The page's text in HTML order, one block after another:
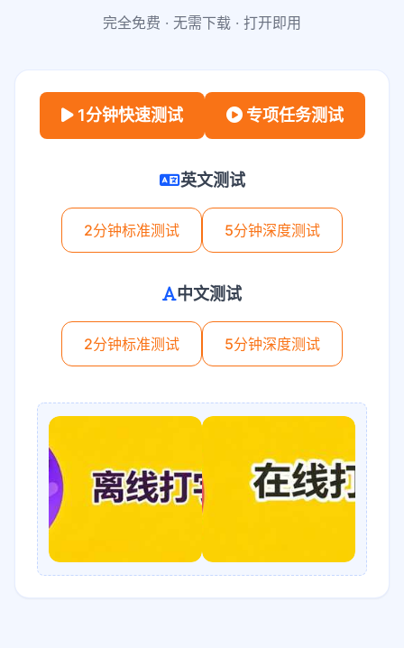
完全免费 · 无需下载 · 打开即用
1分钟快速测试 专项任务测试
英文测试
2分钟标准测试 5分钟深度测试
中文测试
2分钟标准测试 5分钟深度测试